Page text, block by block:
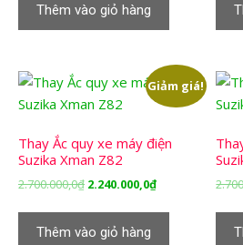
2.700.000,0₫.
2.240.000,0₫.
Thêm vào giỏ hàng
Giảm giá!
Thay Ắc quy xe máy điện
Suzika Xman Z82
2.700.000,0₫ Giá
2.700.000,0₫.
2.240.000,0₫Giá
Thêm vào giỏ hàng